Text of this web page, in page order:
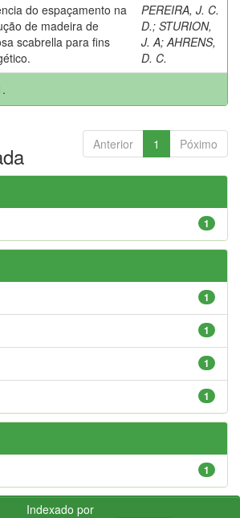
do espaçamento na
de madeira de
scabrella para fins
PEREIRA, J. C.
D.; STURION,
J. A; AHRENS,
D. C.
Anterior 1 Póximo
1
1
1
1
1
1
Indexado por